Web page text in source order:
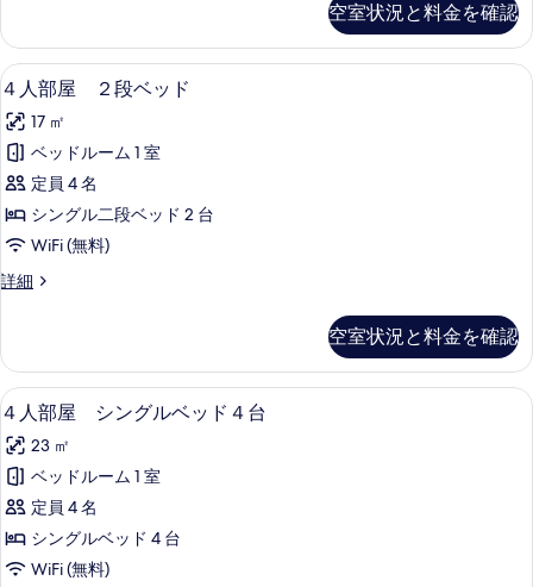
る
て
の
写
真
を
表
示
す
る
和
室
の
細
空室状況と料金を確認
４
人
部
屋
２
段
ッ
の
す
べ
て
の
写
真
を
４人部屋 ２段ベッド | 遮光カーテン
5
４人部屋 ２段ベッド
17 ㎡
ベッドルーム 1 室
定員 4 名
シングル二段ベッド 2 台
WiFi (無料)
詳細
４
２
段
ベ
ド
の
詳
細
空室状況と料金を確認
４
人
部
屋
シ
ン
４人部屋 シングルベッド４台 | 遮光
5
４人部屋 シングルベッド４台
23 ㎡
ベッドルーム 1 室
定員 4 名
シングルベッド 4 台
WiFi (無料)